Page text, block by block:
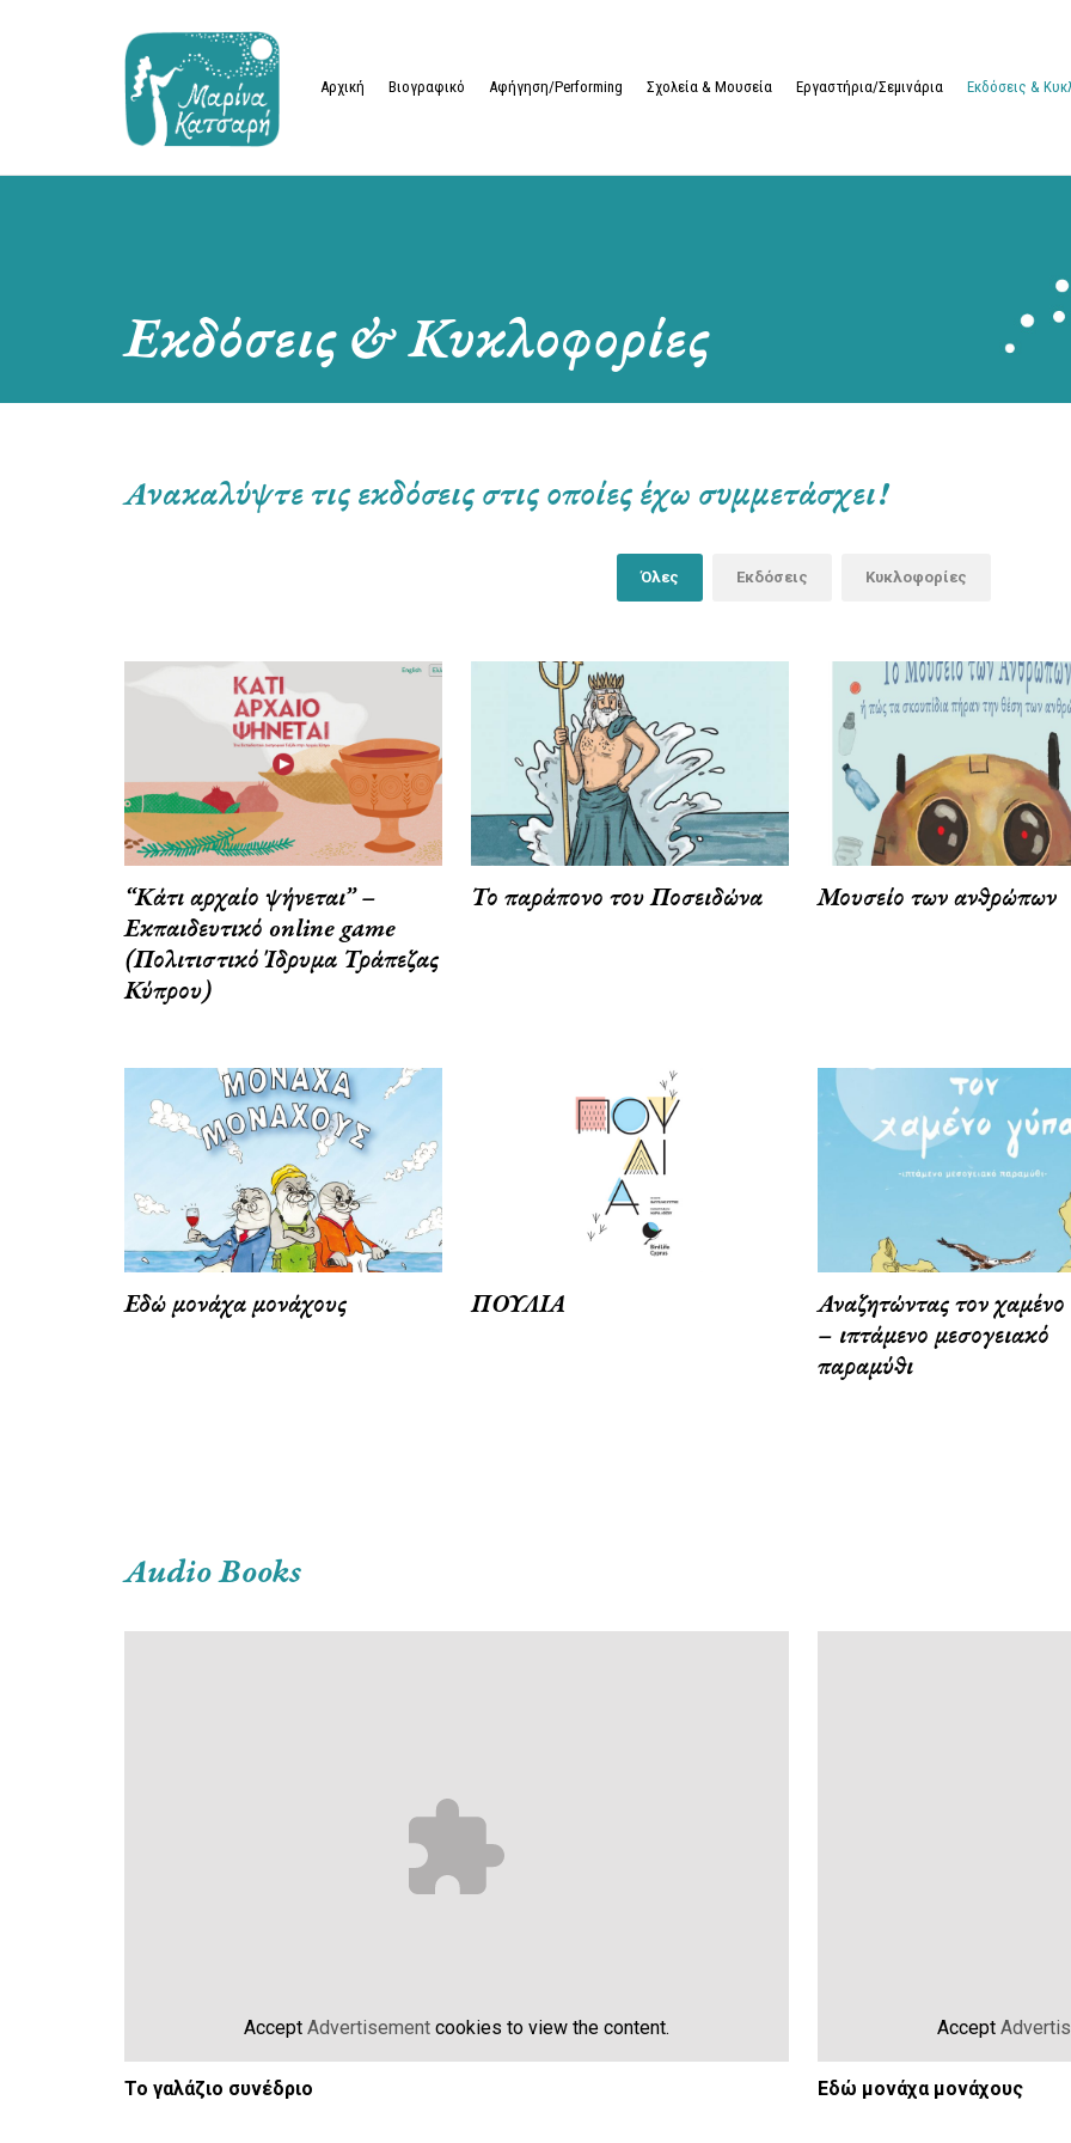
Αρχική Βιογραφικό Αφήγηση/Performing Σχολεία & Μουσεία Εργαστήρια/Σεμινάρια Εκδόσεις &
Εκδόσεις & Κυκλοφορίες
Ανακαλύψτε τις εκδόσεις στις οποίες έχω συμμετάσχει!
Όλες Εκδόσεις Κυκλοφορίες
“Κάτι αρχαίο ψήνεται” –
Εκπαιδευτικό online game
(Πολιτιστικό Ίδρυμα Τράπεζας
Κύπρου)
Το παράπονο του Ποσειδώνα Μουσείο των ανθρώπων
Εδώ μονάχα μονάχους ΠΟΥΛΙΑ
Αναζητώντας τον
– ιπτάμενο μεσογειακό
παραμύθι
Audio Books
Accept Advertisement cookies to view the content.
Το γαλάζιο συνέδριο
Accept
Εδώ μονάχα μονάχους